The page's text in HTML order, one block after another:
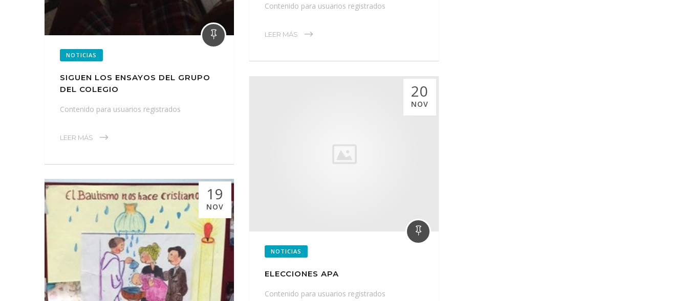
Contenido para usuarios registrados
LEER MÁS
NOTICIAS
SIGUEN LOS ENSAYOS DEL GRUPO
DEL COLEGIO
Contenido para usuarios registrados
LEER MÁS
20
NOV
NOTICIAS
ELECCIONES APA
Contenido para usuarios registrados
19
NOV